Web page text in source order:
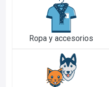
Ropa y accesorios